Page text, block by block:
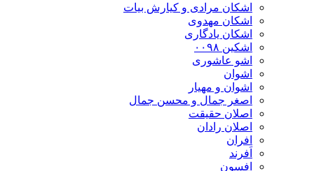
اشکان مرادی و کیارش بیات
اشکان مهدوی
اشکان یادگاری
اشکین ۰۰۹۸
اشو عاشوری
اشوان
اشوان و مهیار
اصغر جمال و محسن جمال
اصلان حقیقت
اصلان رادان
افران
اَفرند
افسون